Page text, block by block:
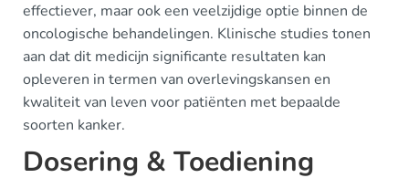
effectiever, maar ook een veelzijdige optie binnen de
oncologische behandelingen. Klinische studies tonen
aan dat dit medicijn significante resultaten kan
opleveren in termen van overlevingskansen en
kwaliteit van leven voor patiënten met bepaalde
soorten kanker.
Dosering & Toediening